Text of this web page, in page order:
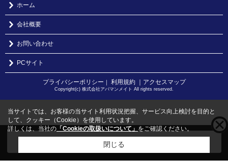
ホーム
会社概要
お問い合わせ
PCサイト
プライバシーポリシー 利用規約 ｜アクセスマップ
Copyright(c) 株式会社アパマンメイト All rights reserved.
こちらの物件をご覧の方にお勧めな物件
当サイトでは、お客様の当サイト利用状況把握、サービス向上検討を目的と
して、クッキー（Cookie）を使用しています。
詳しくは、当社の 「Cookieの取扱いについて」 をご確認ください。
閉じる